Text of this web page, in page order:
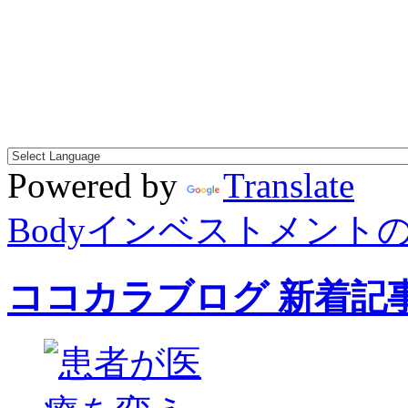
Powered by
Translate
Bodyインベストメント
ココカラブログ 新着記